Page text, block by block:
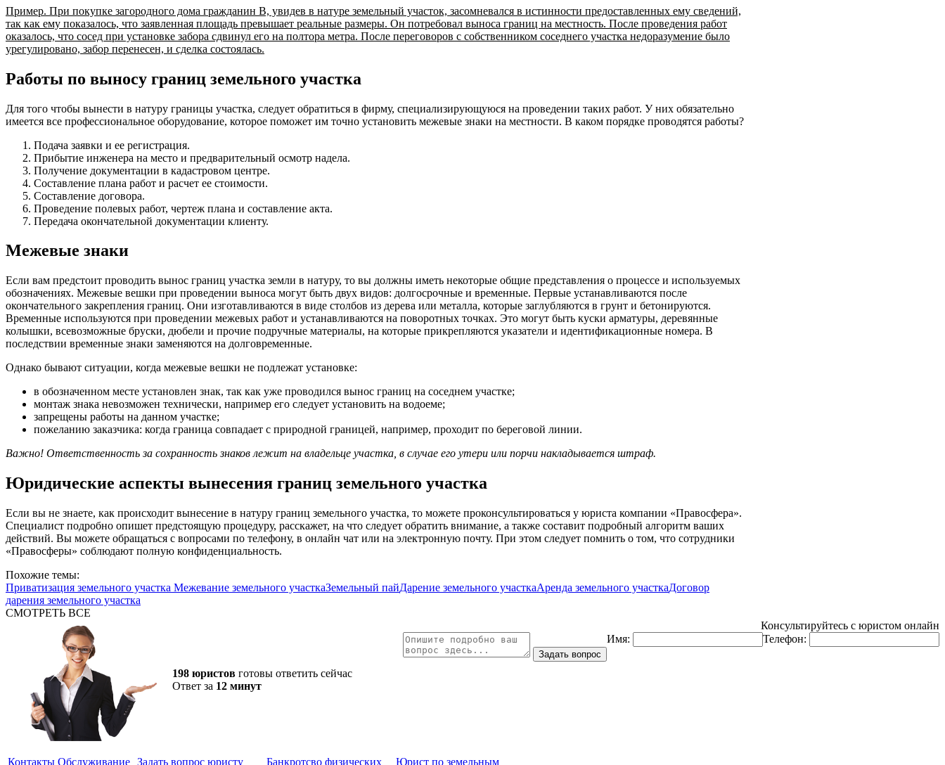
Пример. При покупке загородного дома гражданин В, увидев в натуре земельный участок, засомневался в истинности предоставленных ему сведений,
так как ему показалось, что заявленная площадь превышает реальные размеры. Он потребовал выноса границ на местность. После проведения работ
оказалось, что сосед при установке забора сдвинул его на полтора метра. После переговоров с собственником соседнего участка недоразумение было
урегулировано, забор перенесен, и сделка состоялась.
Работы по выносу границ земельного участка
Для того чтобы вынести в натуру границы участка, следует обратиться в фирму, специализирующуюся на проведении таких работ. У них обязательно
имеется все профессиональное оборудование, которое поможет им точно установить межевые знаки на местности. В каком порядке проводятся работы?
Подача заявки и ее регистрация.
Прибытие инженера на место и предварительный осмотр надела.
Получение документации в кадастровом центре.
Составление плана работ и расчет ее стоимости.
Составление договора.
Проведение полевых работ, чертеж плана и составление акта.
Передача окончательной документации клиенту.
Межевые знаки
Если вам предстоит проводить вынос границ участка земли в натуру, то вы должны иметь некоторые общие представления о процессе и используемых
обозначениях. Межевые вешки при проведении выноса могут быть двух видов: долгосрочные и временные. Первые устанавливаются после
окончательного закрепления границ. Они изготавливаются в виде столбов из дерева или металла, которые заглубляются в грунт и бетонируются.
Временные используются при проведении межевых работ и устанавливаются на поворотных точках. Это могут быть куски арматуры, деревянные
колышки, всевозможные бруски, дюбели и прочие подручные материалы, на которые прикрепляются указатели и идентификационные номера. В
последствии временные знаки заменяются на долговременные.
Однако бывают ситуации, когда межевые вешки не подлежат установке:
в обозначенном месте установлен знак, так как уже проводился вынос границ на соседнем участке;
монтаж знака невозможен технически, например его следует установить на водоеме;
запрещены работы на данном участке;
пожеланию заказчика: когда граница совпадает с природной границей, например, проходит по береговой линии.
Важно! Ответственность за сохранность знаков лежит на владельце участка, в случае его утери или порчи накладывается штраф.
Юридические аспекты вынесения границ земельного участка
Если вы не знаете, как происходит вынесение в натуру границ земельного участка, то можете проконсультироваться у юриста компании «Правосфера».
Специалист подробно опишет предстоящую процедуру, расскажет, на что следует обратить внимание, а также составит подробный алгоритм ваших
действий. Вы можете обращаться с вопросами по телефону, в онлайн чат или на электронную почту. При этом следует помнить о том, что сотрудники
«Правосферы» соблюдают полную конфиденциальность.
Похожие темы:
Приватизация земельного участка Межевание земельного участкаЗемельный пайДарение земельного участкаАренда земельного участкаДоговор
дарения земельного участка
СМОТРЕТЬ ВСЕ
198 юристов готовы ответить сейчас
Ответ за 12 минут
Консультируйтесь с юристом онлайн
Имя:
Телефон:
Контакты Обслуживание Задать вопрос юристу Банкротсво физических Юрист по земельным